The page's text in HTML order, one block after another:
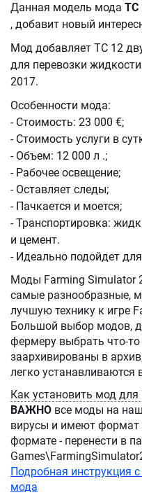
Данная модель мода
, добавит новый
Мод добавляет TC 12
для перевозки
2017.
Особенности мода:
- Стоимость: 23 000 €;
- Стоимость услуги в
- Объем: 12 000 л .;
- Рабочее освещение;
- Оставляет следы;
- Пачкается и моется;
- Транспортировка:
и цемент.
- Идеально подойдет для
Моды Farming Simulator 2017 , на нашем сайте бывают
самые разнообразные,
лучшую технику к игре
Большой выбор модов,
фермеру выбрать что-
заархивированы в
ВАЖНО все моды на
вирусы и имеют формат
формате - перенести в
Подробная инструкция
мода